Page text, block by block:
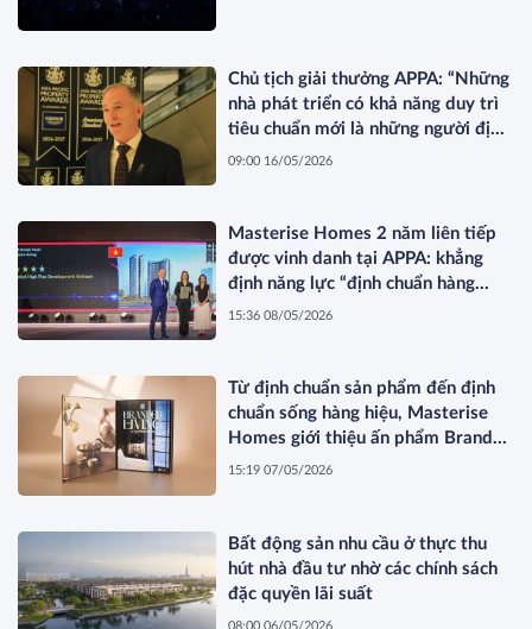
Chủ tịch giải thưởng APPA: “Những
nhà phát triển có khả năng duy trì
tiêu chuẩn mới là những người định
hình thị trường”
09:00 16/05/2026
Masterise Homes 2 năm liên tiếp
được vinh danh tại APPA: khẳng
định năng lực “định chuẩn hàng
hiệu” được quốc tế công nhận
15:36 08/05/2026
Từ định chuẩn sản phẩm đến định
chuẩn sống hàng hiệu, Masterise
Homes giới thiệu ấn phẩm Branded
Living Magazine
15:19 07/05/2026
Bất động sản nhu cầu ở thực thu
hút nhà đầu tư nhờ các chính sách
đặc quyền lãi suất
08:00 06/05/2026